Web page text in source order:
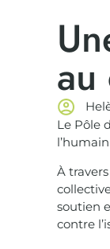
Le Pôle
À
soutien
contre